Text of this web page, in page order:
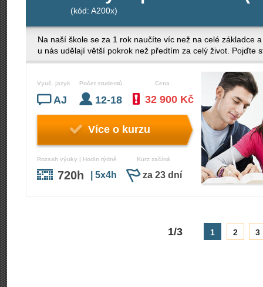
(kód: A200x)
Na naší škole se za 1 rok naučíte víc než na celé základce
u nás udělají větší pokrok než předtím za celý život. Pojďte
Vyuč. jazyk
AJ
Počet studentů
12-18
Cena
32 900 Kč
Více o kurzu
Rozsah výuky | Hodin týdně
720h | 5x4h
Kurz začíná
za 23 dní
1/3 1 2 3